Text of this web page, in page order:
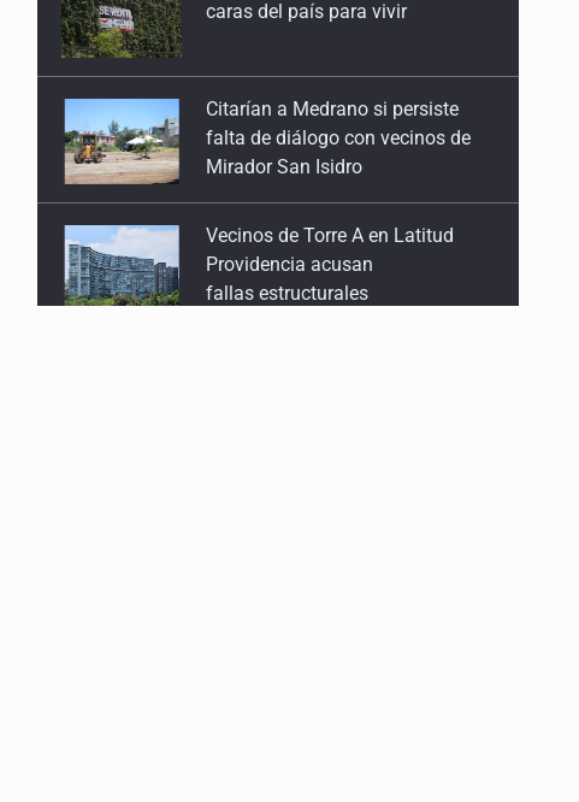
Citarían a Medrano si persiste
falta de diálogo con vecinos de
Mirador San Isidro
Vecinos de Torre A en Latitud
Providencia acusan
fallas estructurales